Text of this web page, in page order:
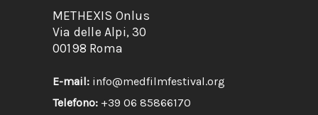
METHEXIS Onlus
Via delle Alpi, 30
00198 Roma
E-mail: info@medfilmfestival.org
Telefono: +39 06 85866170